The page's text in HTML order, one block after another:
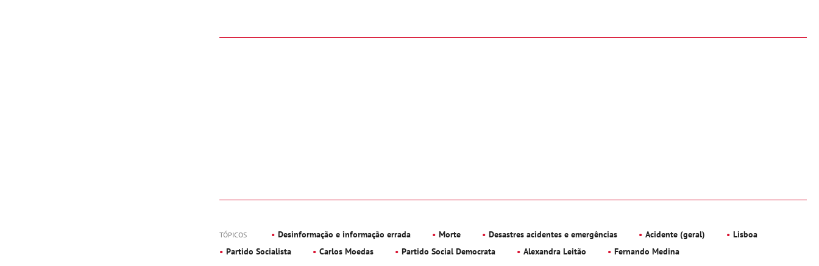
TÓPICOS Desinformação e informação errada Morte Desastres acidentes e emergências Acidente (geral)
Lisboa
Partido Socialista
Carlos Moedas Partido Social Democrata Alexandra Leitão Fernando Medina